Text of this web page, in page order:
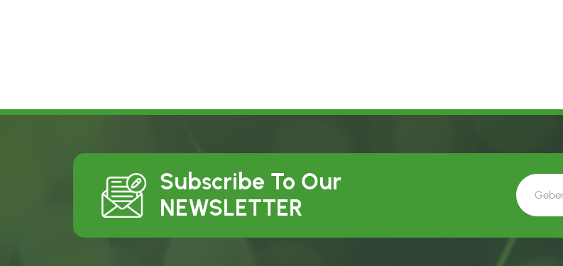
Subscribe To Our
NEWSLETTER